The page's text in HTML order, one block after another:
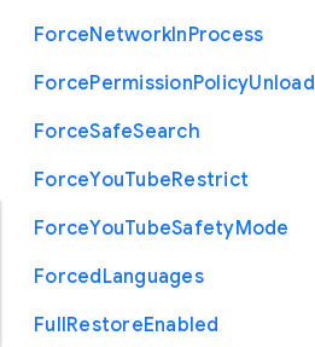
ForceNetworkInProcess
ForcePermissionPolicyUnload
ForceSafeSearch
ForceYouTubeRestrict
ForceYouTubeSafetyMode
ForcedLanguages
FullRestoreEnabled